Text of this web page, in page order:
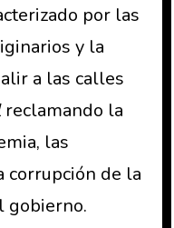
por las
y la
a las calles
reclamando la
las
corrupción de la
gobierno.